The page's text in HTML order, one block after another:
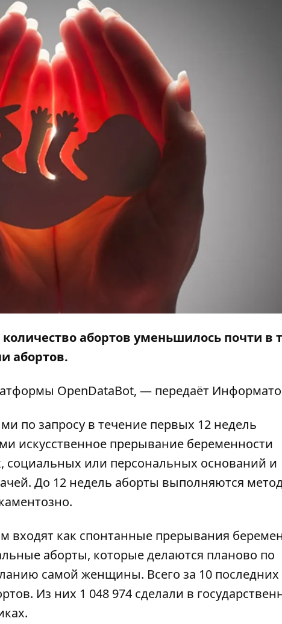
абортов уменьшилось почти в
абортов.
OpenDataBot, — передаёт
по запросу в течение первых 12 недель
искусственное прерывание беременности
или персональных оснований и
До 12 недель аборты выполняются
входят как спонтанные прерывания
аборты, которые делаются планово по
самой женщины. Всего за 10 последних
Из них 1 048 974 сделали в